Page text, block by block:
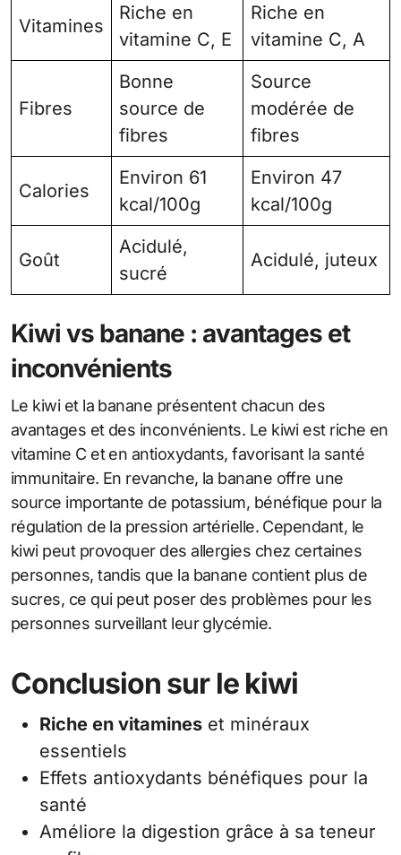
Vitamines
Riche en
vitamine C, E
Riche en
vitamine C, A
Fibres
Bonne
source de
fibres
Source
modérée de
fibres
Calories
Environ 61
kcal/100g
Environ 47
kcal/100g
Goût
Acidulé,
sucré
Acidulé, juteux
Kiwi vs banane : avantages et
inconvénients
Le kiwi et la banane présentent chacun des
avantages et des inconvénients. Le kiwi est riche en
vitamine C et en antioxydants, favorisant la santé
immunitaire. En revanche, la banane offre une
source importante de potassium, bénéfique pour la
régulation de la pression artérielle. Cependant, le
kiwi peut provoquer des allergies chez certaines
personnes, tandis que la banane contient plus de
sucres, ce qui peut poser des problèmes pour les
personnes surveillant leur glycémie.
Conclusion sur le kiwi
Riche en vitamines et minéraux
essentiels
Effets antioxydants bénéfiques pour la
santé
Améliore la digestion grâce à sa teneur